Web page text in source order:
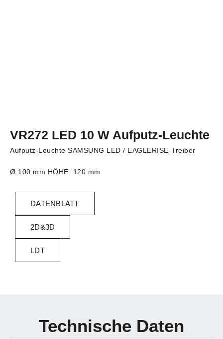
VR272 LED 10 W Aufputz-Leuchte
Aufputz-Leuchte SAMSUNG LED / EAGLERISE-Treiber
Ø 100 mm HÖHE: 120 mm
DATENBLATT
2D&3D
LDT
Technische Daten